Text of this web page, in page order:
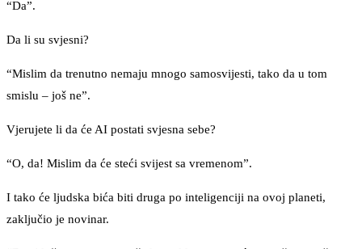
“Da”.
Da li su svjesni?
“Mislim da trenutno nemaju mnogo samosvijesti, tako da u tom
smislu – još ne”.
Vjerujete li da će AI postati svjesna sebe?
“O, da! Mislim da će steći svijest sa vremenom”.
I tako će ljudska bića biti druga po inteligenciji na ovoj planeti,
zaključio je novinar.